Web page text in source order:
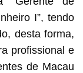
I”, tendo
desta forma,
profissional e
de Macau